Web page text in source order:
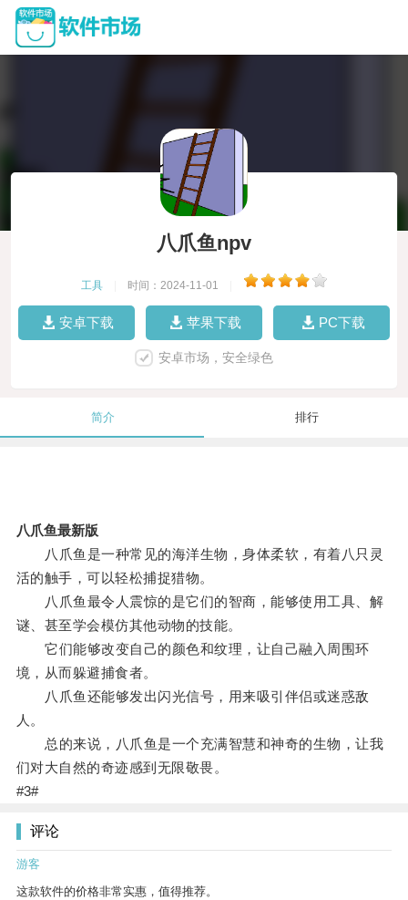
八爪鱼npv
工具 时间：2024-11-01
安卓下载 苹果下载 PC下载
安卓市场，安全绿色
简介 排行
八爪鱼最新版
八爪鱼是一种常见的海洋生物，身体柔软，有着八只灵
活的触手，可以轻松捕捉猎物。
八爪鱼最令人震惊的是它们的智商，能够使用工具、解
谜、甚至学会模仿其他动物的技能。
它们能够改变自己的颜色和纹理，让自己融入周围环
境，从而躲避捕食者。
八爪鱼还能够发出闪光信号，用来吸引伴侣或迷惑敌
人。
总的来说，八爪鱼是一个充满智慧和神奇的生物，让我
们对大自然的奇迹感到无限敬畏。
#3#
评论
游客
这款软件的价格非常实惠，值得推荐。